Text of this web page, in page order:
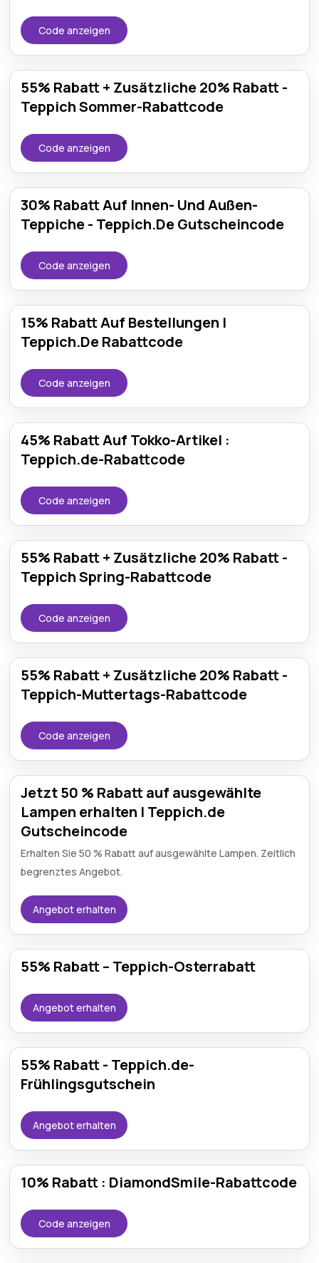
Code anzeigen
55% Rabatt + Zusätzliche 20% Rabatt -
Teppich Sommer-Rabattcode
Code anzeigen
30% Rabatt Auf Innen- Und Außen-
Teppiche - Teppich.De Gutscheincode
Code anzeigen
15% Rabatt Auf Bestellungen |
Teppich.De Rabattcode
Code anzeigen
45% Rabatt Auf Tokko-Artikel :
Teppich.de-Rabattcode
Code anzeigen
55% Rabatt + Zusätzliche 20% Rabatt -
Teppich Spring-Rabattcode
Code anzeigen
55% Rabatt + Zusätzliche 20% Rabatt -
Teppich-Muttertags-Rabattcode
Code anzeigen
Jetzt 50 % Rabatt auf ausgewählte
Lampen erhalten | Teppich.de
Gutscheincode
Erhalten Sie 50 % Rabatt auf ausgewählte Lampen. Zeitlich
begrenztes Angebot.
Angebot erhalten
55% Rabatt – Teppich-Osterrabatt
Angebot erhalten
55% Rabatt - Teppich.de-
Frühlingsgutschein
Angebot erhalten
10% Rabatt : DiamondSmile-Rabattcode
Code anzeigen